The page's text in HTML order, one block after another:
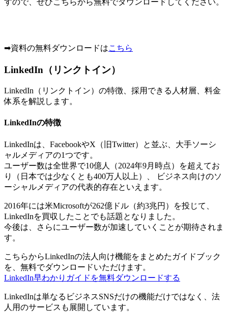
➡︎資料の無料ダウンロードはこちら
LinkedIn（リンクトイン）
LinkedIn（リンクトイン）の特徴、採用できる人材層、料金
体系を解説します。
LinkedInの特徴
LinkedInは、FacebookやX（旧Twitter）と並ぶ、大手ソーシ
ャルメディアの1つです。
ユーザー数は全世界で10億人（2024年9月時点）を超えてお
り（日本では少なくとも400万人以上）、 ビジネス向けのソ
ーシャルメディアの代表的存在といえます。
2016年には米Microsoftが262億ドル（約3兆円）を投じて、
LinkedInを買収したことでも話題となりました。
今後は、さらにユーザー数が加速していくことが期待されま
す。
こちらからLinkedInの法人向け機能をまとめたガイドブック
を、無料でダウンロードいただけます。
LinkedIn早わかりガイドを無料ダウンロードする
LinkedInは単なるビジネスSNSだけの機能だけではなく、法
人用のサービスも展開しています。